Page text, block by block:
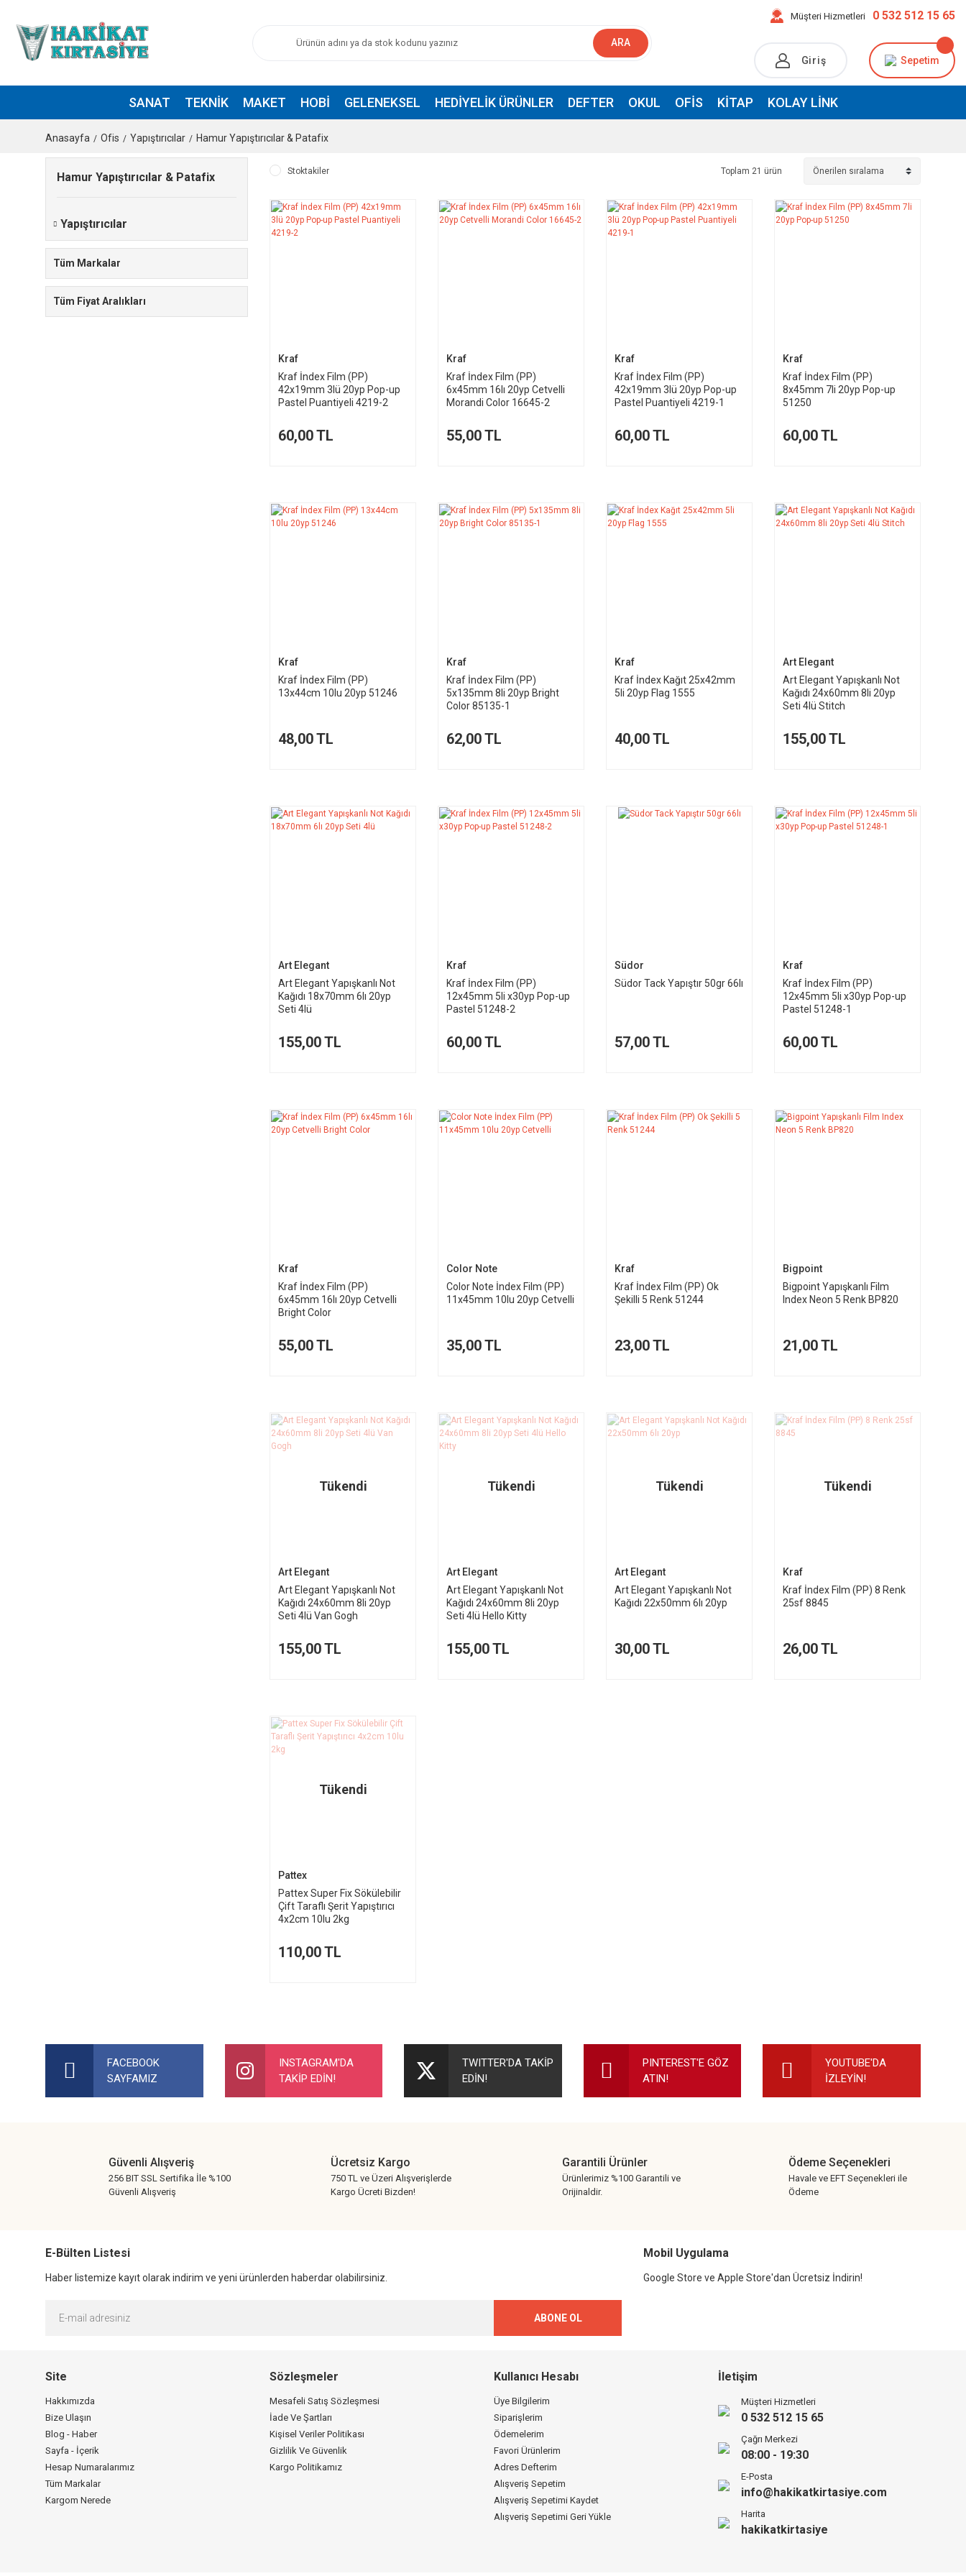
ARA
Müşteri Hizmetleri 0 532 512 15 65
Giriş Sepetim
SANAT TEKNIK MAKET HOBI GELENEKSEL HEDIYELIK ÜRÜNLER DEFTER OKUL OFIS KITAP KOLAY LINK
Anasayfa Ofis Yapıştırıcılar Hamur Yapıştırıcılar & Patafix
Hamur Yapıştırıcılar & Patafix
Yapıştırıcılar
Tüm Markalar
Tüm Fiyat Aralıkları
Stoktakiler Toplam 21 ürün
Kraf
Kraf İndex Film (PP)
42x19mm 3lü 20yp Pop-up
Pastel Puantiyeli 4219-2
60,00 TL
Kraf
Kraf İndex Film (PP)
6x45mm 16lı 20yp Cetvelli
Morandi Color 16645-2
55,00 TL
Kraf
Kraf İndex Film (PP)
42x19mm 3lü 20yp Pop-up
Pastel Puantiyeli 4219-1
60,00 TL
Kraf
Kraf İndex Film (PP)
8x45mm 7li 20yp Pop-up
51250
60,00 TL
Kraf
Kraf İndex Film (PP)
13x44cm 10lu 20yp 51246
48,00 TL
Kraf
Kraf İndex Film (PP)
5x135mm 8li 20yp Bright
Color 85135-1
62,00 TL
Kraf
Kraf İndex Kağıt 25x42mm
5li 20yp Flag 1555
40,00 TL
Art Elegant
Art Elegant Yapışkanlı Not
Kağıdı 24x60mm 8li 20yp
Seti 4lü Stitch
155,00 TL
Art Elegant
Art Elegant Yapışkanlı Not
Kağıdı 18x70mm 6lı 20yp
Seti 4lü
155,00 TL
Kraf
Kraf İndex Film (PP)
12x45mm 5li x30yp Pop-up
Pastel 51248-2
60,00 TL
Südor
Südor Tack Yapıştır 50gr 66lı
57,00 TL
Kraf
Kraf İndex Film (PP)
12x45mm 5li x30yp Pop-up
Pastel 51248-1
60,00 TL
Kraf
Kraf İndex Film (PP)
6x45mm 16lı 20yp Cetvelli
Bright Color
55,00 TL
Color Note
Color Note İndex Film (PP)
11x45mm 10lu 20yp Cetvelli
35,00 TL
Kraf
Kraf İndex Film (PP) Ok
Şekilli 5 Renk 51244
23,00 TL
Bigpoint
Bigpoint Yapışkanlı Film
Index Neon 5 Renk BP820
21,00 TL
Tükendi
Art Elegant
Art Elegant Yapışkanlı Not
Kağıdı 24x60mm 8li 20yp
Seti 4lü Van Gogh
155,00 TL
Tükendi
Art Elegant
Art Elegant Yapışkanlı Not
Kağıdı 24x60mm 8li 20yp
Seti 4lü Hello Kitty
155,00 TL
Tükendi
Art Elegant
Art Elegant Yapışkanlı Not
Kağıdı 22x50mm 6lı 20yp
30,00 TL
Tükendi
Kraf
Kraf İndex Film (PP) 8 Renk
25sf 8845
26,00 TL
Tükendi
Pattex
Pattex Super Fix Sökülebilir
Çift Taraflı Şerit Yapıştırıcı
4x2cm 10lu 2kg
110,00 TL
FACEBOOK
SAYFAMIZ
INSTAGRAM'DA
TAKİP EDİN!
TWITTER'DA TAKİP
EDİN!
PINTEREST'E GÖZ
ATIN!
YOUTUBE'DA
İZLEYİN!
Güvenli Alışveriş
256 BIT SSL Sertifika İle %100
Güvenli Alışveriş
Ücretsiz Kargo
750 TL ve Üzeri Alışverişlerde
Kargo Ücreti Bizden!
Garantili Ürünler
Ürünlerimiz %100 Garantili ve
Orijinaldir.
Ödeme Seçenekleri
Havale ve EFT Seçenekleri ile
Ödeme
E-Bülten Listesi
Haber listemize kayıt olarak indirim ve yeni ürünlerden haberdar olabilirsiniz.
ABONE OL
Mobil Uygulama
Google Store ve Apple Store'dan Ücretsiz İndirin!
Site
Hakkımızda
Bize Ulaşın
Blog - Haber
Sayfa - İçerik
Hesap Numaralarımız
Tüm Markalar
Kargom Nerede
Sözleşmeler
Mesafeli Satış Sözleşmesi
İade Ve Şartları
Kişisel Veriler Politikası
Gizlilik Ve Güvenlik
Kargo Politikamız
Kullanıcı Hesabı
Üye Bilgilerim
Siparişlerim
Ödemelerim
Favori Ürünlerim
Adres Defterim
Alışveriş Sepetim
Alışveriş Sepetimi Kaydet
Alışveriş Sepetimi Geri Yükle
İletişim
Müşteri Hizmetleri
0 532 512 15 65
Çağrı Merkezi
08:00 - 19:30
E-Posta
info@hakikatkirtasiye.com
Harita
hakikatkirtasiye